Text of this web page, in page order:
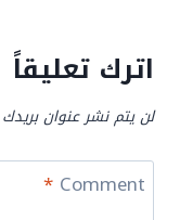
اترك تعليقاً
لن يتم نشر عنوان بريدك
Comment
*